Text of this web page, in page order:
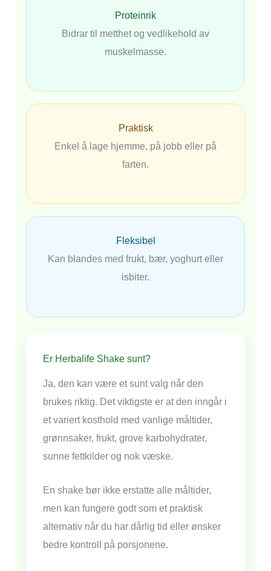
Proteinrik
Bidrar til metthet og vedlikehold av
muskelmasse.
Praktisk
Enkel å lage hjemme, på jobb eller på
farten.
Fleksibel
Kan blandes med frukt, bær, yoghurt eller
isbiter.
Er Herbalife Shake sunt?
Ja, den kan være et sunt valg når den
brukes riktig. Det viktigste er at den inngår i
et variert kosthold med vanlige måltider,
grønnsaker, frukt, grove karbohydrater,
sunne fettkilder og nok væske.
En shake bør ikke erstatte alle måltider,
men kan fungere godt som et praktisk
alternativ når du har dårlig tid eller ønsker
bedre kontroll på porsjonene.